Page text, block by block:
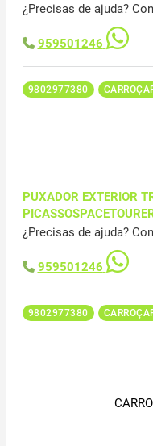
¿Precisas de ajuda?
959501246
9802977380
PUXADOR EXTERIOR
¿Precisas de ajuda?
959501246
9802977380